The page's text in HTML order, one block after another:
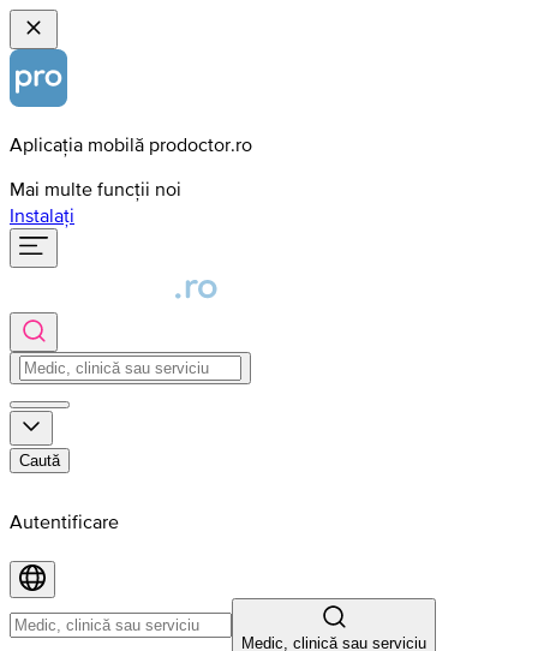
Aplicația mobilă prodoctor.ro
Mai multe funcții noi
Instalați
Caută
Autentificare
Medic, clinică sau serviciu